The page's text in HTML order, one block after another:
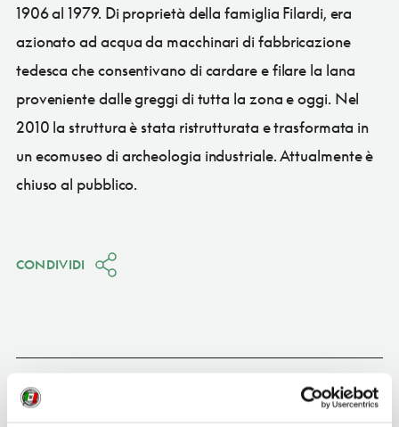
1906 al 1979. Di proprietà della famiglia Filardi, era
azionato ad acqua da macchinari di fabbricazione
tedesca che consentivano di cardare e filare la lana
proveniente dalle greggi di tutta la zona e oggi. Nel
2010 la struttura è stata ristrutturata e trasformata in
un ecomuseo di archeologia industriale. Attualmente è
chiuso al pubblico.
CONDIVIDI
Civita